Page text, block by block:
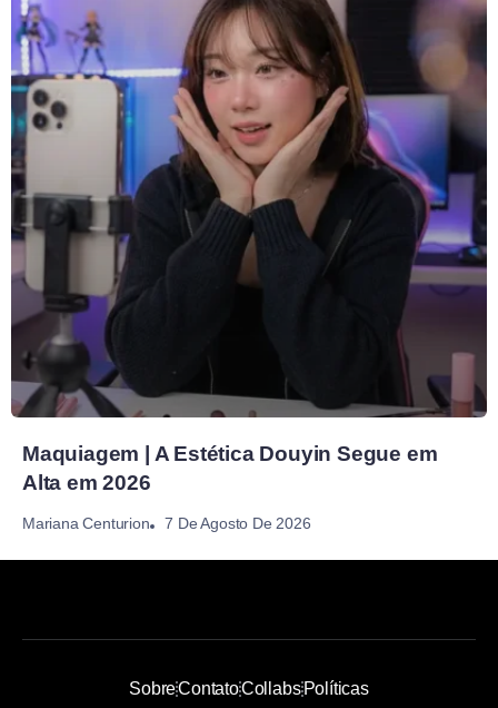
Maquiagem | A Estética Douyin Segue em
Alta em 2026
Mariana Centurion 7 De Agosto De 2026
SobreContatoCollabsPolíticas